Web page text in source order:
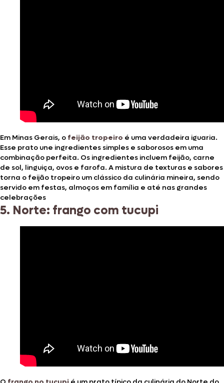
Em Minas Gerais, o feijão tropeiro é uma verdadeira iguaria.
Esse prato une ingredientes simples e saborosos em uma
combinação perfeita. Os ingredientes incluem feijão, carne
de sol, linguiça, ovos e farofa. A mistura de texturas e sabores
torna o feijão tropeiro um clássico da culinária mineira, sendo
servido em festas, almoços em família e até nas grandes
celebrações
5. Norte: frango com tucupi